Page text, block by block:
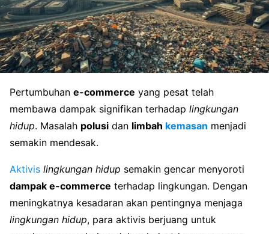
Pertumbuhan e-commerce yang pesat telah
membawa dampak signifikan terhadap lingkungan
hidup. Masalah polusi dan limbah kemasan menjadi
semakin mendesak.
Aktivis lingkungan hidup semakin gencar menyoroti
dampak e-commerce terhadap lingkungan. Dengan
meningkatnya kesadaran akan pentingnya menjaga
lingkungan hidup, para aktivis berjuang untuk